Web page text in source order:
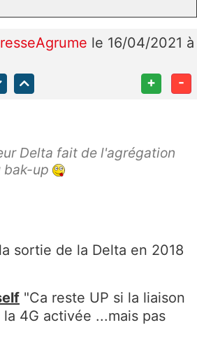
le 16/04/2021 à
+ -
Delta fait de l'agrégation
bak-up
sortie de la Delta en 2018
"Ca reste UP si la liaison
4G activée ...mais pas